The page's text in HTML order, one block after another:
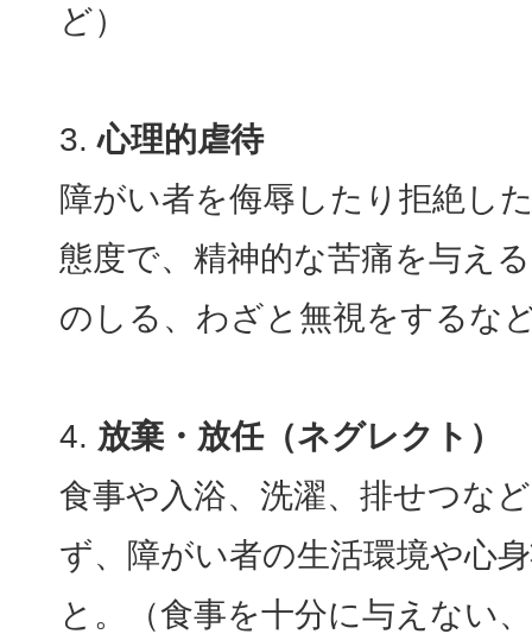
ど）
心理的虐待
障がい者を侮辱したり拒絶し
態度で、精神的な苦痛を与え
のしる、わざと無視をするな
放棄・放任（ネグレクト）
食事や入浴、洗濯、排せつな
ず、障がい者の生活環境や心
と。（食事を十分に与えない